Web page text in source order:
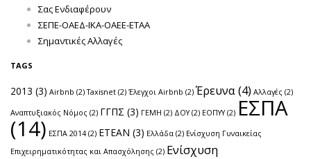
Σας Ενδιαφέρουν
ΣΕΠΕ-ΟΑΕΔ-ΙΚΑ-ΟΑΕΕ-ΕΤΑΑ
Σημαντικές Αλλαγές
TAGS
2013 (3) Airbnb (2) Taxisnet (2) Έλεγχοι Airbnb (2) Έρευνα(4) Αλλαγές (2)
Αναπτυξιακός Νόμος (2) ΓΓΠΣ (3) ΓΕΜΗ (2) ΔΟΥ(2) ΕΟΠΥΥ(2) ΕΣΠΑ
(14) ΕΣΠΑ 2014 (2) ΕΤΕΑΝ (3) Ελλάδα (2) Ενίσχυση Γυναικείας
Επιχειρηματικότητας και Απασχόλησης (2) Ενίσχυση